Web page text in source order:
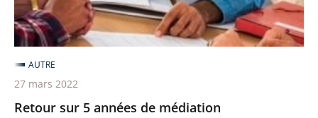
Retour sur 5 années de médiation
AUTRE
27 mars 2022